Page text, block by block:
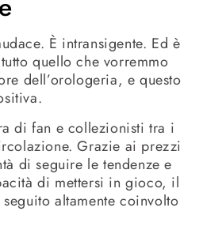
È intransigente. Ed è
quello che vorremmo
dell’orologeria, e questo
di fan e collezionisti tra i
Grazie ai prezzi
di seguire le tendenze e
di mettersi in gioco, il
altamente coinvolto